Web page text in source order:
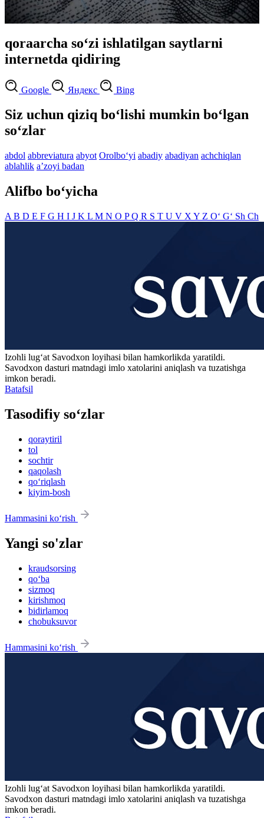
qoraarcha so‘zi ishlatilgan saytlarni
internetda qidiring
Google Яндекс Bing
Siz uchun qiziq bo‘lishi mumkin bo‘lgan
so‘zlar
abdol abbreviatura abyot Orolbo‘yi abadiy abadiyan achchiqlan
ablahlik aʼzoyi badan
Alifbo bo‘yicha
A B D E F G H I J K L M N O PQ R S T U V X Y Z O‘ G‘ Sh Ch
Izohli lugʻat Savodxon loyihasi bilan hamkorlikda yaratildi.
Savodxon dasturi matndagi imlo xatolarini aniqlash va tuzatishga
imkon beradi.
Batafsil
Tasodifiy so‘zlar
qoraytiril
tol
sochtir
qaqolash
qo‘riqlash
kiyim-bosh
Hammasini ko‘rish
Yangi so'zlar
kraudsorsing
qo‘ba
sizmoq
kirishmoq
bidirlamoq
chobuksuvor
Hammasini ko‘rish
Izohli lugʻat Savodxon loyihasi bilan hamkorlikda yaratildi.
Savodxon dasturi matndagi imlo xatolarini aniqlash va tuzatishga
imkon beradi.